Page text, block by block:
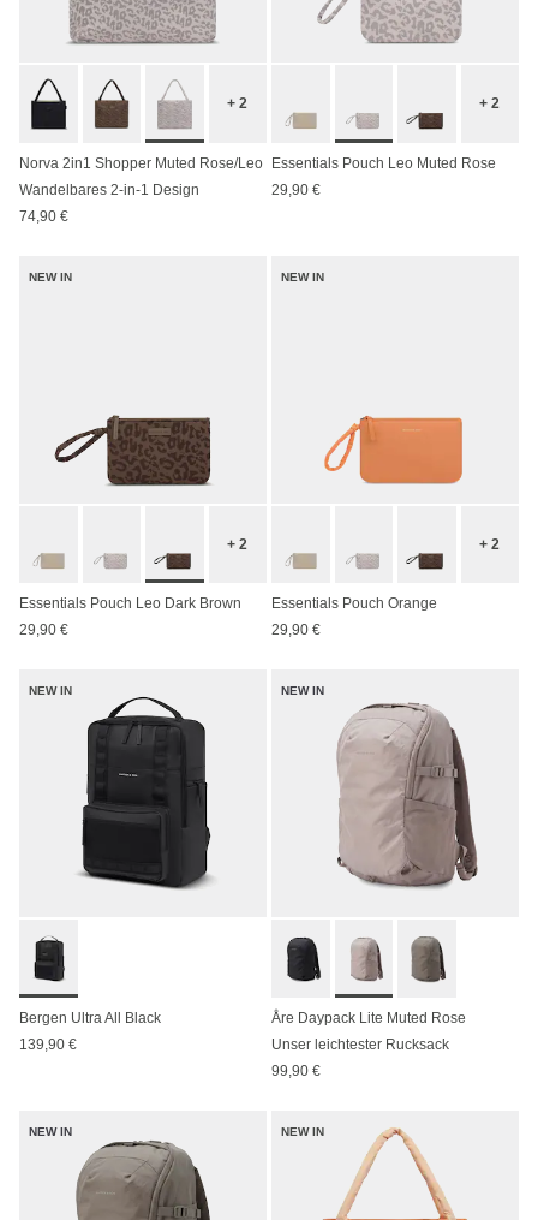
+ 2
Norva 2in1 Shopper Muted Rose/Leo
Wandelbares 2-in-1 Design
74,90 €
+ 2
Essentials Pouch Leo Muted Rose
29,90 €
NEW IN
+ 2
Essentials Pouch Leo Dark Brown
29,90 €
NEW IN
+ 2
Essentials Pouch Orange
29,90 €
NEW IN
Bergen Ultra All Black
139,90 €
NEW IN
Åre Daypack Lite Muted Rose
Unser leichtester Rucksack
99,90 €
NEW IN NEW IN